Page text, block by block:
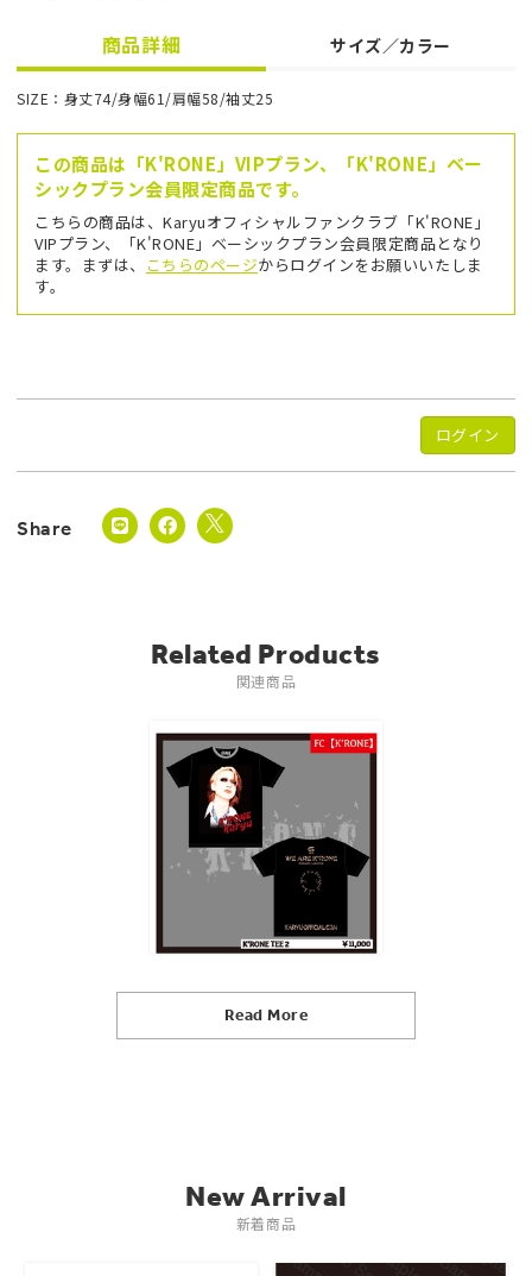
商品詳細 サイズ／カラー
SIZE：身丈74/身幅61/肩幅58/袖丈25
この商品は「K'RONE」VIPプラン、「K'RONE」ベー
シックプラン会員限定商品です。
こちらの商品は、Karyuオフィシャルファンクラブ「K'RONE」
VIPプラン、「K'RONE」ベーシックプラン会員限定商品となり
ます。まずは、 こちらのページからログインをお願いいたしま
す。
ログイン
Related Products
関連商品
Read More
New Arrival
新着商品